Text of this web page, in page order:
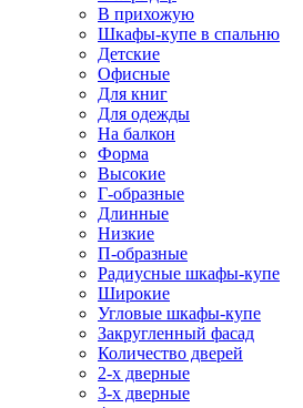
В прихожую
Шкафы-купе в спальню
Детские
Офисные
Для книг
Для одежды
На балкон
Форма
Высокие
Г-образные
Длинные
Низкие
П-образные
Радиусные шкафы-купе
Широкие
Угловые шкафы-купе
Закругленный фасад
Количество дверей
2-х дверные
3-х дверные